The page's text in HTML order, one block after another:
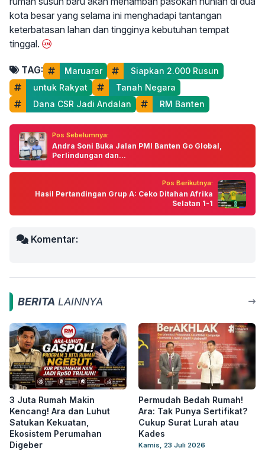
kota besar yang selama ini menghadapi tantangan
keterbatasan lahan dan tingginya kebutuhan tempat
tinggal.
TAG: Maruarar
Siapkan 2.000 Rusun
untuk Rakyat
Tanah Negara
Dana CSR Jadi Andalan
RM Banten
Pos Sebelumnya:
Andra Soni Buka Jalan PMI Banten Go Global,
Perlindungan dan...
Pos Berikutnya:
Hasil Pertandingan Grup A: Ceko Ditahan Afrika
Selatan 1-1
Komentar:
BERITA LAINNYA
3 Juta Rumah Makin
Kencang! Ara dan Luhut
Satukan Kekuatan,
Ekosistem Perumahan
Digeber
Permudah Bedah Rumah!
Ara: Tak Punya Sertifikat?
Cukup Surat Lurah atau
Kades
Kamis, 23 Juli 2026